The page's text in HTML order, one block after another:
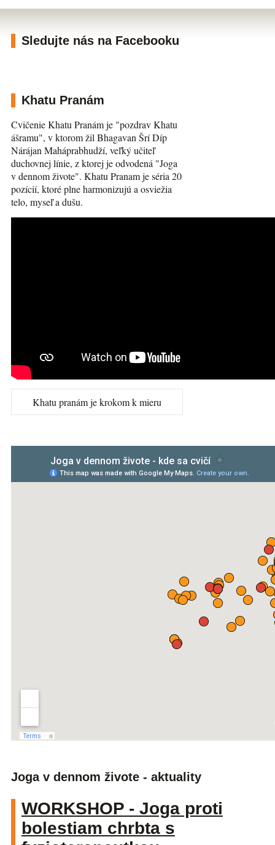
Sledujte nás na Facebooku
Khatu Pranám
Cvičenie Khatu Pranám je "pozdrav Khatu
ášramu", v ktorom žil Bhagavan Šrí Díp
Nárájan Maháprabhudží, veľký učiteľ
duchovnej línie, z ktorej je odvodená "Joga
v dennom živote". Khatu Pranam je séria 20
pozícií, ktoré plne harmonizujú a osviežia
telo, myseľ a dušu.
Khatu pranám je krokom k mieru
Joga v dennom živote - aktuality
WORKSHOP - Joga proti
bolestiam chrbta s